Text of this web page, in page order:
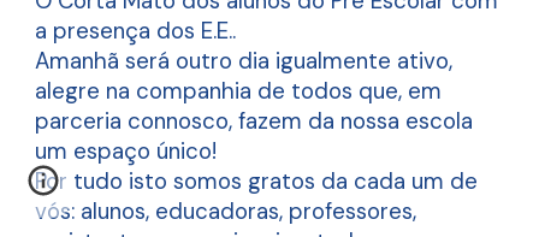
a presença dos E.E..
Amanhã será outro dia igualmente ativo,
alegre na companhia de todos que, em
parceria connosco, fazem da nossa escola
um espaço único!
Por tudo isto somos gratos da cada um de
vós: alunos, educadoras, professores,